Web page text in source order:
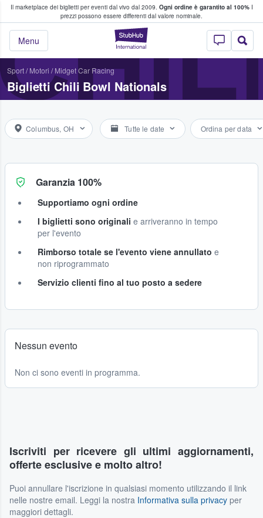
Il marketplace dei biglietti per eventi dal vivo dal 2009. Ogni ordine è garantito al 100%I
prezzi possono essere differenti dal valore nominale.
StubHub - Dove
Menu
fan comprano e vendono biglietti
Sport/ Motori / Midget Car Racing
Biglietti Chili Bowl Nationals
Columbus, OH Tutte le date Ordina per data
Garanzia 100%
Supportiamo ogni ordine
I biglietti sono originali e arriveranno in tempo
per l'evento
Rimborso totale se l'evento viene annullato e
non riprogrammato
Servizio clienti fino al tuo posto a sedere
Nessun evento
Non ci sono eventi in programma.
Iscriviti per ricevere gli ultimi aggiornamenti,
offerte esclusive e molto altro!
Puoi annullare l'iscrizione in qualsiasi momento utilizzando il link
nelle nostre email. Leggi la nostra Informativa sulla privacy per
maggiori dettagli.